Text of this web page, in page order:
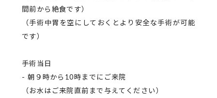
間前から絶食です）
（手術中胃を空にしておくとより安全な手術が可能
です）
手術当日
- 朝９時から10時までにご来院
（お水はご来院直前まで与えてください）